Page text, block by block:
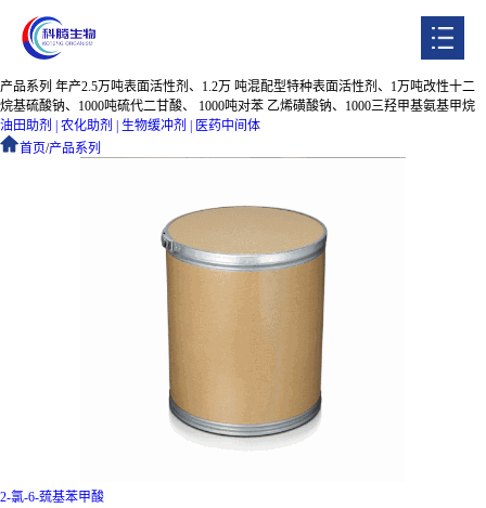
首页
关于我们
产品系列 年产2.5万吨表面活性剂、1.2万 吨混配型特种表面活性剂、1万吨改性十二
烷基硫酸钠、1000吨硫代二甘酸、 1000吨对苯 乙烯磺酸钠、1000三羟甲基氨基甲烷
油田助剂
农化助剂 生物缓冲剂
医药中间体
首页/产品系列
2-氯-6-巯基苯甲酸